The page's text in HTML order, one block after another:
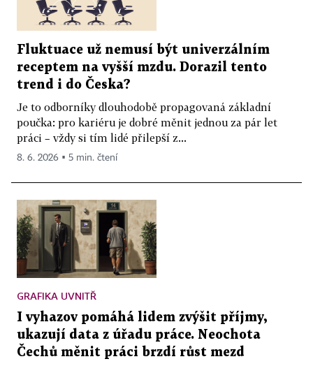
Fluktuace už nemusí být univerzálním
receptem na vyšší mzdu. Dorazil tento
trend i do Česka?
Je to odborníky dlouhodobě propagovaná základní
poučka: pro kariéru je dobré měnit jednou za pár let
práci – vždy si tím lidé přilepší z...
8. 6. 2026 ▪ 5 min. čtení
GRAFIKA UVNITŘ
I vyhazov pomáhá lidem zvýšit příjmy,
ukazují data z úřadu práce. Neochota
Čechů měnit práci brzdí růst mezd